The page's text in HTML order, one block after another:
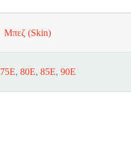
Μπεζ (Skin)
75E, 80E, 85E, 90E